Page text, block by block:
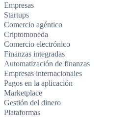
Empresas
Startups
Comercio agéntico
Criptomoneda
Comercio electrónico
Finanzas integradas
Automatización de finanzas
Empresas internacionales
Pagos en la aplicación
Marketplace
Gestión del dinero
Plataformas